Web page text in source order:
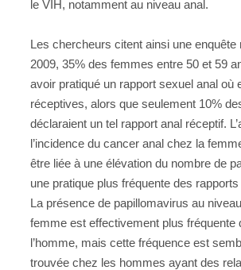
le VIH, notamment au niveau anal.
Les chercheurs citent ainsi une enquête
2009, 35% des femmes entre 50 et 59
avoir pratiqué un rapport sexuel anal où
réceptives, alors que seulement 10%
déclaraient un tel rapport anal réceptif.
l’incidence du cancer anal chez la
être liée à une élévation du nombre de
une pratique plus fréquente des
La présence de papillomavirus au
femme est effectivement plus fréquente
l’homme, mais cette fréquence est
trouvée chez les hommes ayant des